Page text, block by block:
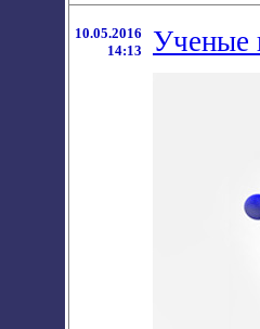
10.05.2016
14:13
Ученые